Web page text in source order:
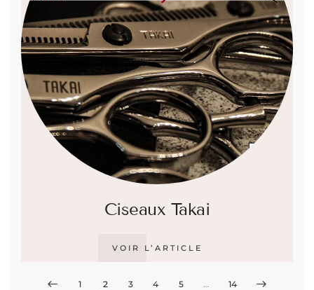
Ciseaux Takai
VOIR L’ARTICLE
1 2 3 4 5 … 14